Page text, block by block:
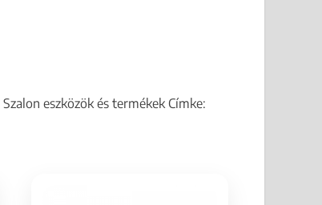
Szalon eszközök és termékek Címke: